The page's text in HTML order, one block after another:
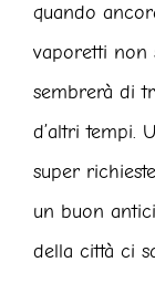
quando
vaporetti non
sembrerà di
d’altri tempi.
super
un buon
della città ci